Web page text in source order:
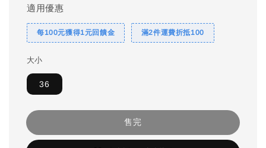
適用優惠
每100元獲得1元回饋金 滿2件運費折抵100
大小
36
售完